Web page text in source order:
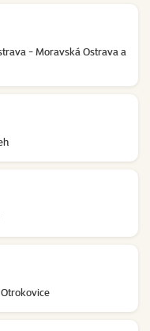
- Moravská Ostrava a
Otrokovice